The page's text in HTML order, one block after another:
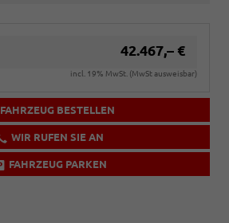
42.467,– €
incl. 19% MwSt. (MwSt ausweisbar)
FAHRZEUG BESTELLEN
WIR RUFEN SIE AN
FAHRZEUG PARKEN